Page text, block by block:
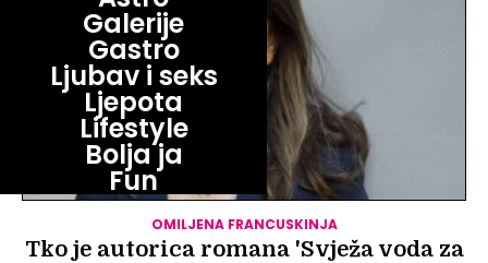
Galerije
Gastro
Ljubav i seks
Ljepota
Lifestyle
Bolja ja
Fun
OMILJENA FRANCUSKINJA
Tko je autorica romana 'Svježa voda za